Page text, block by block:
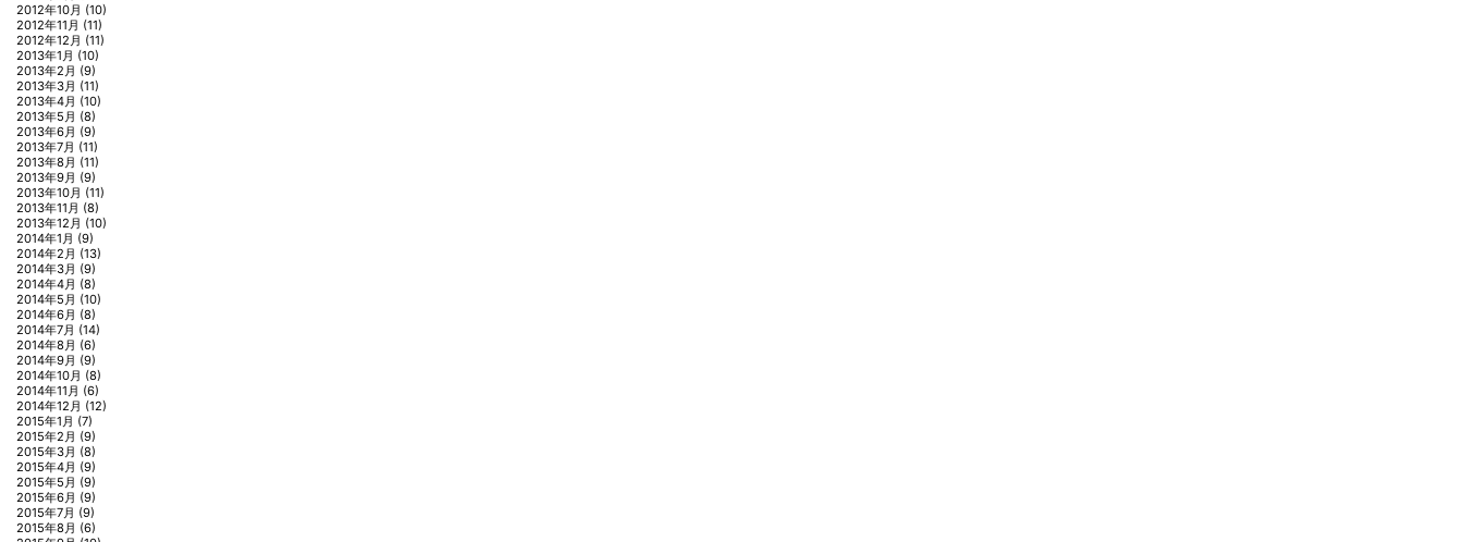
2012年10月 (10)
2012年11月 (11)
2012年12月 (11)
2013年1月 (10)
2013年2月 (9)
2013年3月 (11)
2013年4月 (10)
2013年5月 (8)
2013年6月 (9)
2013年7月 (11)
2013年8月 (11)
2013年9月 (9)
2013年10月 (11)
2013年11月 (8)
2013年12月 (10)
2014年1月 (9)
2014年2月 (13)
2014年3月 (9)
2014年4月 (8)
2014年5月 (10)
2014年6月 (8)
2014年7月 (14)
2014年8月 (6)
2014年9月 (9)
2014年10月 (8)
2014年11月 (6)
2014年12月 (12)
2015年1月 (7)
2015年2月 (9)
2015年3月 (8)
2015年4月 (9)
2015年5月 (9)
2015年6月 (9)
2015年7月 (9)
2015年8月 (6)